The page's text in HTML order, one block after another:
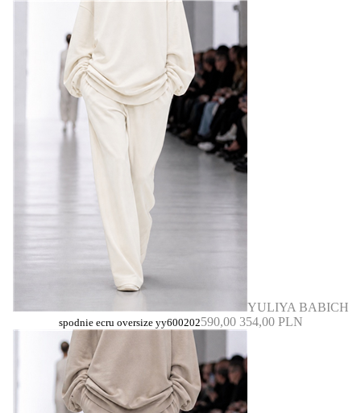
YULIYA BABICH
spodnie ecru oversize yy600202590,00 354,00 PLN